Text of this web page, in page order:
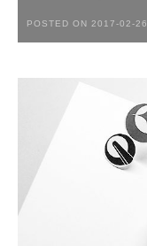
POSTED ON 2017-02-26